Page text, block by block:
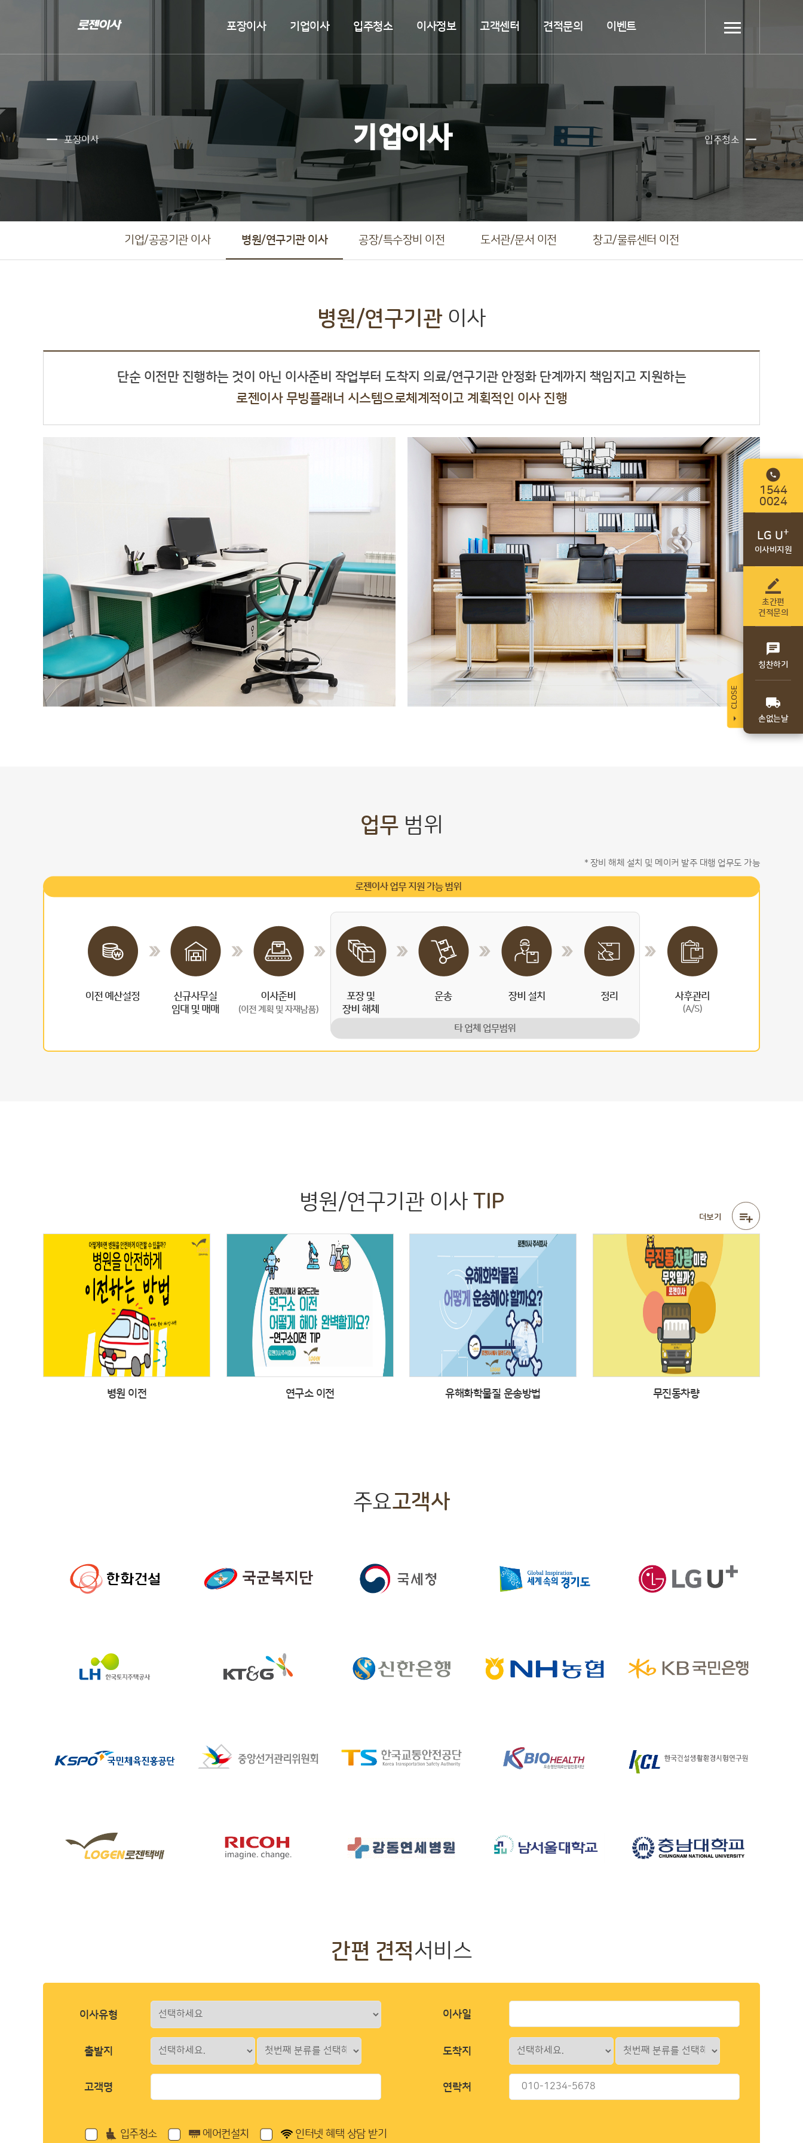
포장이사 기업이사 입주청소 이사정보 고객센터 견적문의 이벤트
기업이사
 포장이사 입주청소 
기업/공공기관 이사 병원/연구기관 이사 공장/특수장비 이전 도서관/문서 이전 창고/물류센터 이전
병원/연구기관 이사
단순 이전만 진행하는 것이 아닌 이사준비 작업부터 도착지 의료/연구기관 안정화 단계까지 책임지고 지원하는
로젠이사 무빙플래너 시스템으로체계적이고 계획적인 이사 진행
업무 범위
* 장비 해체 설치 및 메이커 발주 대행 업무도 가능
병원/연구기관 이사 TIP
더보기 
병원 이전 연구소 이전 유해화학물질 운송방법 무진동차량
주요고객사
간편 견적서비스
이사유형 이사일
출발지 도착지
고객명 연락처
입주청소 에어컨설치 인터넷 혜택 상담 받기
CLOSE
1544
0024
LG U+
이사비지원

초간편
견적문의

칭찬하기

손없는날